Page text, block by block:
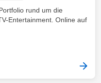
rund um die
Entertainment. Online auf